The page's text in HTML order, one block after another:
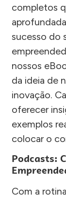
completos
sucesso do
nossos
da ideia de
inovação.
oferecer
exemplos
colocar o
Podcasts:
Com a